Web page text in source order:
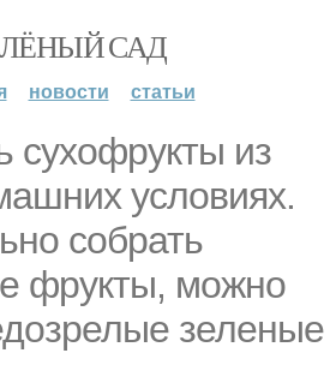
САД
новости статьи
сухофрукты из
условиях.
собрать
фрукты, можно
зеленые